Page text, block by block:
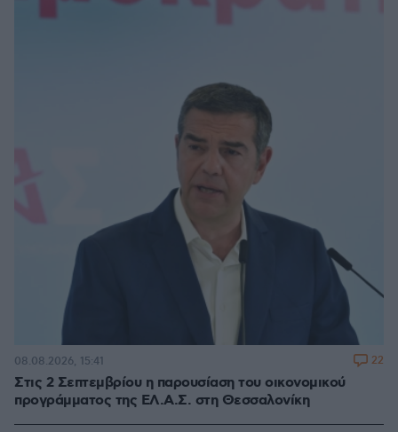
Στις 2 Σεπτεμβρίου η παρουσίαση του οικονομικού
προγράμματος της ΕΛ.Α.Σ. στη Θεσσαλονίκη
08.08.2026, 15:41 22